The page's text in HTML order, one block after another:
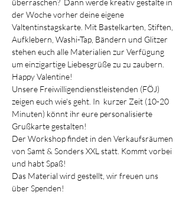
überraschen?  Dann werde kreativ gestalte in
der Woche vorher deine eigene
Valtentinstagskarte. Mit Bastelkarten, Stiften,
Aufklebern, Washi-Tap, Bändern und Glitzer
stehen euch alle Materialien zur Verfügung
um einzigartige Liebesgrüße zu zu zaubern.
Happy Valentine!
Unsere Freiwilligendienstleistenden (FÖJ)
zeigen euch wie's geht. In  kurzer Zeit (10-20
Minuten) könnt ihr eure personalisierte
Grußkarte gestalten!
Der Workshop findet in den Verkaufsräumen
von Samt & Sonders XXL statt. Kommt vorbei
und habt Spaß!
Das Material wird gestellt, wir freuen uns
über Spenden!